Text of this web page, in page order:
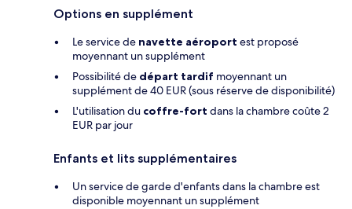
Options en supplément
Le service de navette aéroport est proposé
moyennant un supplément
Possibilité de départ tardif moyennant un
supplément de 40 EUR (sous réserve de disponibilité)
L'utilisation du coffre-fort dans la chambre coûte 2
EUR par jour
Enfants et lits supplémentaires
Un service de garde d'enfants dans la chambre est
disponible moyennant un supplément